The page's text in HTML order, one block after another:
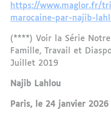
https://www.maglor.fr/
marocaine-par-najib-
(****) Voir la Série
Famille, Travail et
Juillet 2019
Najib Lahlou
Paris, le 24 janvier 2026